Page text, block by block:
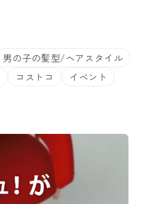
男の子の髪型/ヘアスタイル
コストコ
イベント